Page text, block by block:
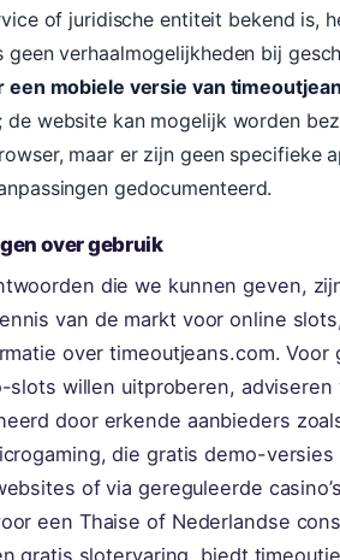
of juridische entiteit bekend is,
geen verhaalmogelijkheden bij
een mobiele versie van
de website kan mogelijk worden
maar er zijn geen specifieke
gedocumenteerd.
over gebruik
die we kunnen geven,
van de markt voor online
over timeoutjeans.com. Voor
slots willen uitproberen, adviseren
door erkende aanbieders
die gratis demo-
of via gereguleerde
een Thaise of Nederlandse